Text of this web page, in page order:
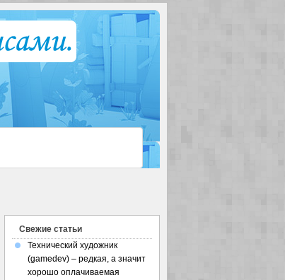
Свежие статьи
Технический художник
(gamedev) – редкая, а значит
хорошо оплачиваемая